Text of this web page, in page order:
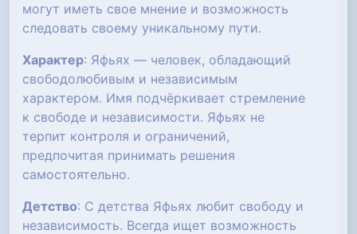
могут иметь свое мнение и возможность
следовать своему уникальному пути.
Характер: Яфьях — человек, обладающий
свободолюбивым и независимым
характером. Имя подчёркивает стремление
к свободе и независимости. Яфьях не
терпит контроля и ограничений,
предпочитая принимать решения
самостоятельно.
Детство: С детства Яфьях любит свободу и
независимость. Всегда ищет возможность